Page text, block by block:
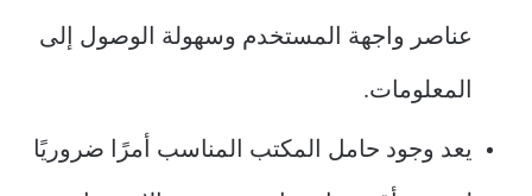
عناصر واجهة المستخدم وسهولة الوصول إلى
المعلومات.
يعد وجود حامل المكتب المناسب أمرًا ضروريًا